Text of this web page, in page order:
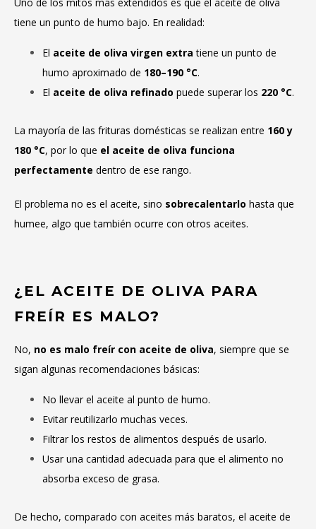
tiene un punto de humo bajo. En realidad:
El aceite de oliva virgen extra tiene un punto de
humo aproximado de 180–190 °C.
El aceite de oliva refinado puede superar los 220 °C.
La mayoría de las frituras domésticas se realizan entre 160 y
180 °C, por lo que el aceite de oliva funciona
perfectamente dentro de ese rango.
El problema no es el aceite, sino sobrecalentarlo hasta que
humee, algo que también ocurre con otros aceites.
¿EL ACEITE DE OLIVA PARA
FREÍR ES MALO?
No, no es malo freír con aceite de oliva, siempre que se
sigan algunas recomendaciones básicas:
No llevar el aceite al punto de humo.
Evitar reutilizarlo muchas veces.
Filtrar los restos de alimentos después de usarlo.
Usar una cantidad adecuada para que el alimento no
absorba exceso de grasa.
De hecho, comparado con aceites más baratos, el aceite de